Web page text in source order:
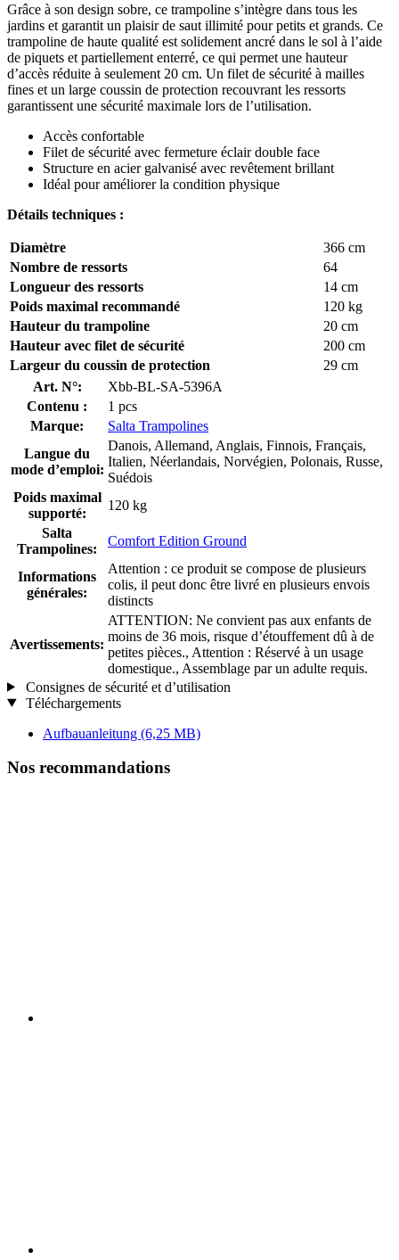
Grâce à son design sobre, ce trampoline s’intègre dans tous les
jardins et garantit un plaisir de saut illimité pour petits et grands. Ce
trampoline de haute qualité est solidement ancré dans le sol à l’aide
de piquets et partiellement enterré, ce qui permet une hauteur
d’accès réduite à seulement 20 cm. Un filet de sécurité à mailles
fines et un large coussin de protection recouvrant les ressorts
garantissent une sécurité maximale lors de l’utilisation.
Accès confortable
Filet de sécurité avec fermeture éclair double face
Structure en acier galvanisé avec revêtement brillant
Idéal pour améliorer la condition physique
Détails techniques :
Diamètre
366 cm
Nombre de ressorts
64
Longueur des ressorts
14 cm
Poids maximal recommandé
120 kg
Hauteur du trampoline
20 cm
Hauteur avec filet de sécurité
200 cm
Largeur du coussin de protection
29 cm
Art. N°:
Xbb-BL-SA-5396A
Contenu :
1 pcs
Marque:
Salta Trampolines
Langue du
mode d’emploi:
Danois, Allemand, Anglais, Finnois, Français,
Italien, Néerlandais, Norvégien, Polonais, Russe,
Suédois
Poids maximal
supporté:
120 kg
Salta
Trampolines:
Comfort Edition Ground
Informations
générales:
Attention : ce produit se compose de plusieurs
colis, il peut donc être livré en plusieurs envois
distincts
Avertissements:
ATTENTION: Ne convient pas aux enfants de
moins de 36 mois, risque d’étouffement dû à de
petites pièces., Attention : Réservé à un usage
domestique., Assemblage par un adulte requis.
Consignes de sécurité et d’utilisation
Téléchargements
Aufbauanleitung (6,25 MB)
Nos recommandations